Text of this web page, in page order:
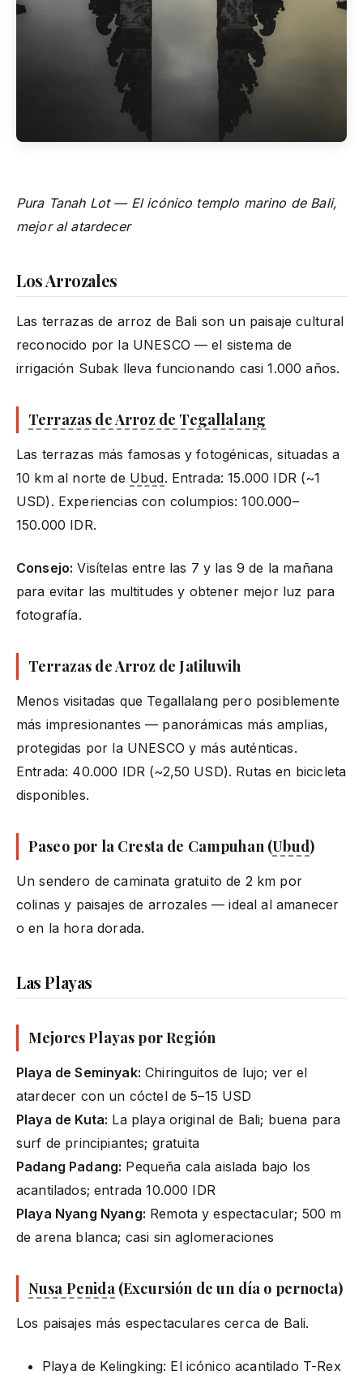
Pura Tanah Lot — El icónico templo marino de Bali,
mejor al atardecer
Los Arrozales
Las terrazas de arroz de Bali son un paisaje cultural
reconocido por la UNESCO — el sistema de
irrigación Subak lleva funcionando casi 1.000 años.
Terrazas de Arroz de Tegallalang
Las terrazas más famosas y fotogénicas, situadas a
10 km al norte de Ubud. Entrada: 15.000 IDR (~1
USD). Experiencias con columpios: 100.000–
150.000 IDR.
Consejo: Visítelas entre las 7 y las 9 de la mañana
para evitar las multitudes y obtener mejor luz para
fotografía.
Terrazas de Arroz de Jatiluwih
Menos visitadas que Tegallalang pero posiblemente
más impresionantes — panorámicas más amplias,
protegidas por la UNESCO y más auténticas.
Entrada: 40.000 IDR (~2,50 USD). Rutas en bicicleta
disponibles.
Paseo por la Cresta de Campuhan (Ubud)
Un sendero de caminata gratuito de 2 km por
colinas y paisajes de arrozales — ideal al amanecer
o en la hora dorada.
Las Playas
Mejores Playas por Región
Playa de Seminyak: Chiringuitos de lujo; ver el
atardecer con un cóctel de 5–15 USD
Playa de Kuta: La playa original de Bali; buena para
surf de principiantes; gratuita
Padang Padang: Pequeña cala aislada bajo los
acantilados; entrada 10.000 IDR
Playa Nyang Nyang: Remota y espectacular; 500 m
de arena blanca; casi sin aglomeraciones
Nusa Penida(Excursión de un día o pernocta)
Los paisajes más espectaculares cerca de Bali.
Playa de Kelingking: El icónico acantilado T-Rex